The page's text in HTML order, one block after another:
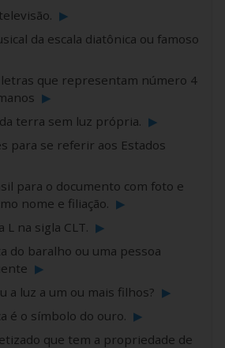
▶
da escala diatônica ou famoso
letras que representam número 4
▶
terra sem luz própria. ▶
para se referir aos Estados
para o documento com foto e
nome e filiação. ▶
L na sigla CLT. ▶
do baralho ou uma pessoa
▶
a luz a um ou mais filhos? ▶
é o símbolo do ouro. ▶
que tem a propriedade de